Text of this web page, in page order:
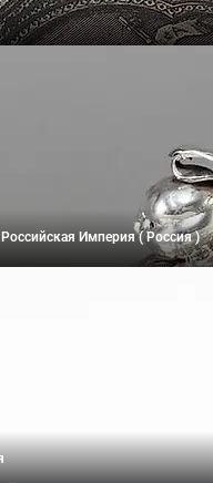
Империя ( Россия )